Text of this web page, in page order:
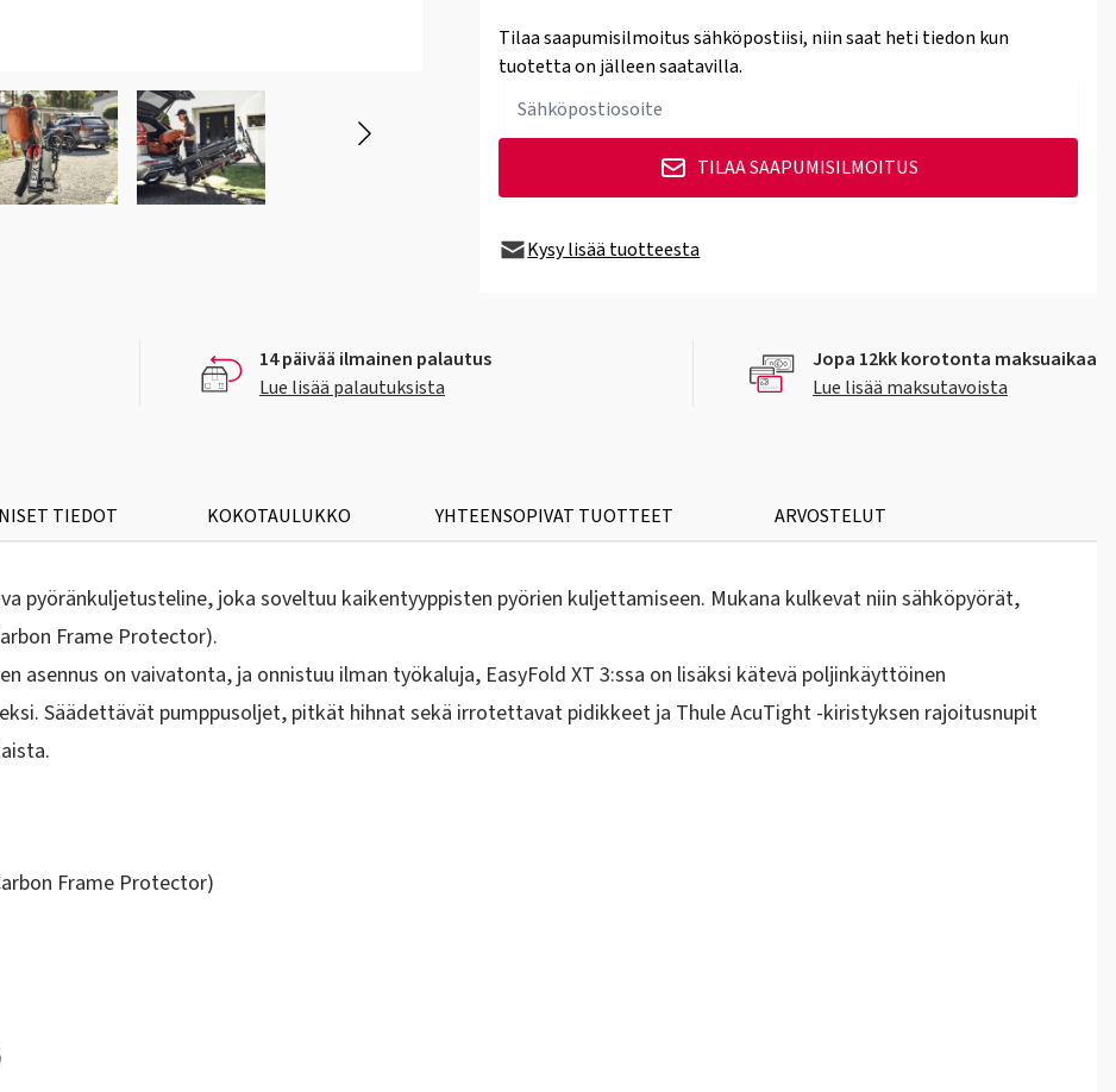
Tilaa saapumisilmoitus sähköpostiisi, niin saat heti tiedon kun
tuotetta on jälleen saatavilla.
TILAA SAAPUMISILMOITUS
Kysy lisää tuotteesta
14 päivää ilmainen palautus
Lue lisää palautuksista
Jopa 12kk korotonta maksuaikaa
Lue lisää maksutavoista
TIEDOT KOKOTAULUKKO YHTEENSOPIVAT TUOTTEET ARVOSTELUT
pyöränkuljetusteline, joka soveltuu kaikentyyppisten pyörien kuljettamiseen. Mukana kulkevat niin sähköpyörät,
Frame Protector).
asennus on vaivatonta, ja onnistuu ilman työkaluja, EasyFold XT 3:ssa on lisäksi kätevä poljinkäyttöinen
Säädettävät pumppusoljet, pitkät hihnat sekä irrotettavat pidikkeet ja Thule AcuTight -kiristyksen rajoitusnupit
Frame Protector)